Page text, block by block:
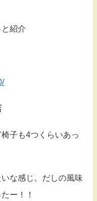
紹介
子も4つくらいあっ
な感じ。だしの風味
ー！！